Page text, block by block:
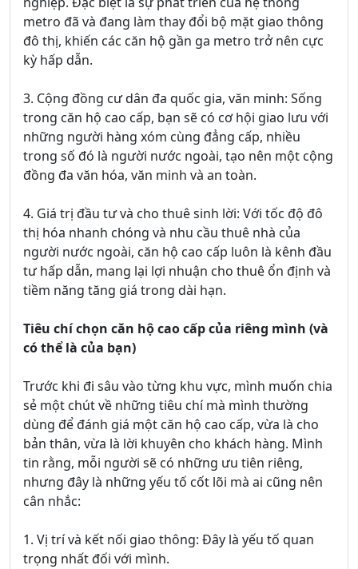
metro đã và đang làm thay đổi bộ mặt giao thông
đô thị, khiến các căn hộ gần ga metro trở nên cực
kỳ hấp dẫn.
3. Cộng đồng cư dân đa quốc gia, văn minh: Sống
trong căn hộ cao cấp, bạn sẽ có cơ hội giao lưu với
những người hàng xóm cùng đẳng cấp, nhiều
trong số đó là người nước ngoài, tạo nên một cộng
đồng đa văn hóa, văn minh và an toàn.
4. Giá trị đầu tư và cho thuê sinh lời: Với tốc độ đô
thị hóa nhanh chóng và nhu cầu thuê nhà của
người nước ngoài, căn hộ cao cấp luôn là kênh đầu
tư hấp dẫn, mang lại lợi nhuận cho thuê ổn định và
tiềm năng tăng giá trong dài hạn.
Tiêu chí chọn căn hộ cao cấp của riêng mình (và
có thể là của bạn)
Trước khi đi sâu vào từng khu vực, mình muốn chia
sẻ một chút về những tiêu chí mà mình thường
dùng để đánh giá một căn hộ cao cấp, vừa là cho
bản thân, vừa là lời khuyên cho khách hàng. Mình
tin rằng, mỗi người sẽ có những ưu tiên riêng,
nhưng đây là những yếu tố cốt lõi mà ai cũng nên
cân nhắc:
1. Vị trí và kết nối giao thông: Đây là yếu tố quan
trọng nhất đối với mình.